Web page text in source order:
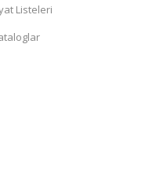
Listeleri